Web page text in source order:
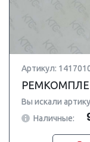
Артикул:
Вы искали
Наличные: